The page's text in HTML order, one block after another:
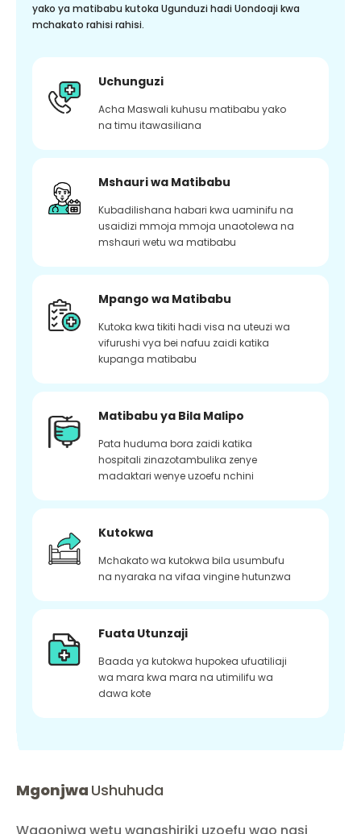
yako ya matibabu kutoka Ugunduzi hadi Uondoaji kwa
mchakato rahisi rahisi.
Uchunguzi
Acha Maswali kuhusu matibabu yako
na timu itawasiliana
Mshauri wa Matibabu
Kubadilishana habari kwa uaminifu na
usaidizi mmoja mmoja unaotolewa na
mshauri wetu wa matibabu
Mpango wa Matibabu
Kutoka kwa tikiti hadi visa na uteuzi wa
vifurushi vya bei nafuu zaidi katika
kupanga matibabu
Matibabu ya Bila Malipo
Pata huduma bora zaidi katika
hospitali zinazotambulika zenye
madaktari wenye uzoefu nchini
Kutokwa
Mchakato wa kutokwa bila usumbufu
na nyaraka na vifaa vingine hutunzwa
Fuata Utunzaji
Baada ya kutokwa hupokea ufuatiliaji
wa mara kwa mara na utimilifu wa
dawa kote
Mgonjwa Ushuhuda